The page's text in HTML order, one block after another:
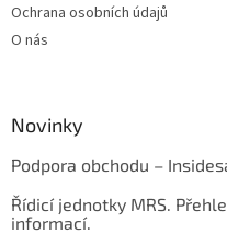
Ochrana osobních údajů
O nás
Novinky
Podpora obchodu –
Řídicí jednotky MRS.
informací.